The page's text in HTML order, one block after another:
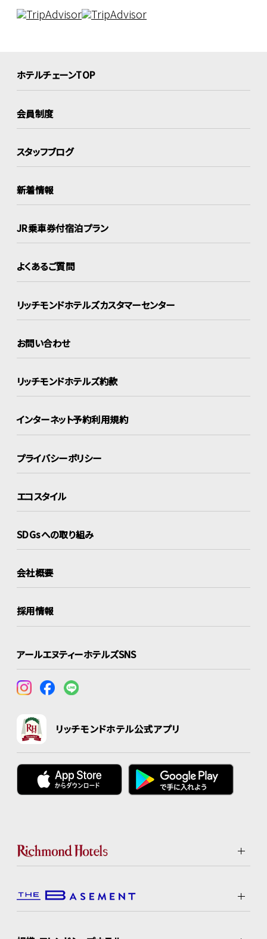
ホテルチェーンTOP
会員制度
スタッフブログ
新着情報
JR乗車券付宿泊プラン
よくあるご質問
リッチモンドホテルズカスタマーセンター
お問い合わせ
リッチモンドホテルズ約款
インターネット予約利用規約
プライバシーポリシー
エコスタイル
SDGsへの取り組み
会社概要
採用情報
アールエヌティーホテルズSNS
リッチモンドホテル公式アプリ